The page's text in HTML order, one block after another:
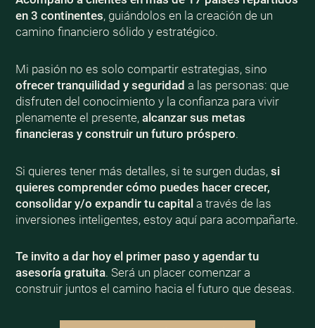
en 3 continentes, guiándolos en la creación de un
camino financiero sólido y estratégico.
Mi pasión no es solo compartir estrategias, sino
ofrecer tranquilidad y seguridad a las personas: que
disfruten del conocimiento y la confianza para vivir
plenamente el presente, alcanzar sus metas
financieras y construir un futuro próspero.
Si quieres tener más detalles, si te surgen dudas, si
quieres comprender cómo puedes hacer crecer,
consolidar y/o expandir tu capitala través de las
inversiones inteligentes, estoy aquí para acompañarte.
Te invito a dar hoy el primer paso y agendar tu
asesoría gratuita. Será un placer comenzar a
construir juntos el camino hacia el futuro que deseas.